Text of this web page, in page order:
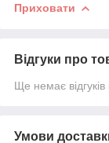
Приховати
Відгуки про
Ще немає
Умови